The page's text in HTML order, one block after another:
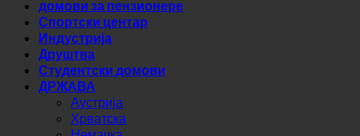
Студентски домови
ДРЖАВА
Аустрија
Хрватска
Немачка
Ирска
Италија
Мађарска